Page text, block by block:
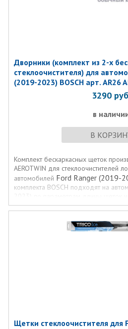
Дворники (комплект из 2-х
стеклоочистителя) для
(2019-2023) BOSCH арт. AR26
3290
в
В
Комплект бескаркасных щеток
AEROTWIN для стеклоочистителей
автомобилей Ford Ranger (2019-
комплекта BOSCH подходят на
стеклоочистителя.
Щетки стеклоочистителя для